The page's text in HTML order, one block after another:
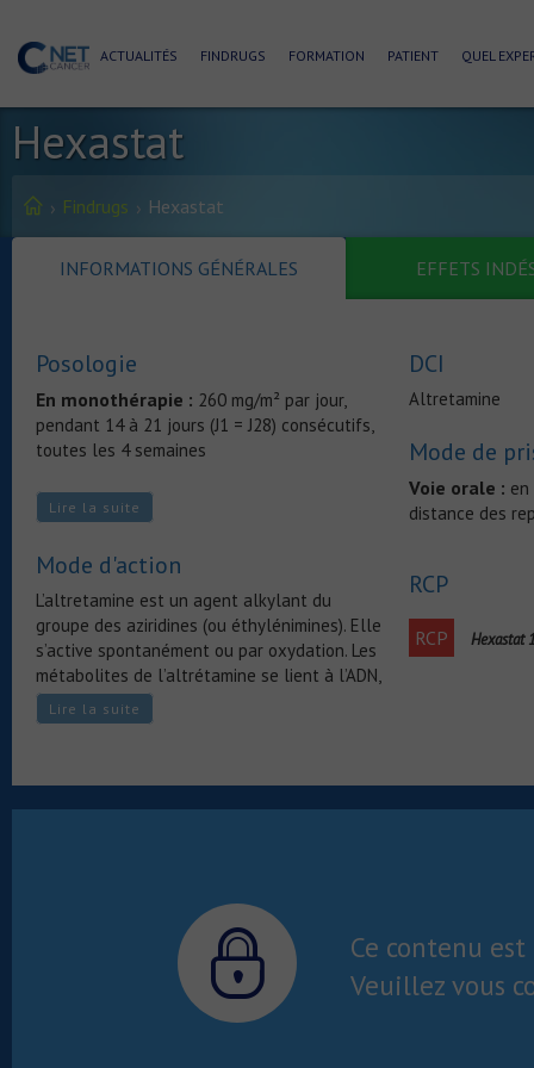
ACTUALITÉS FINDRUGS FORMATION PATIENT QUEL
Hexastat
Findrugs Hexastat
INFORMATIONS GÉNÉRALES EFFETS
Posologie
En monothérapie : 260 mg/m² par jour,
pendant 14 à 21 jours (J1 = J28) consécutifs,
toutes les 4 semaines
En association :
14 jours
Lire la suite
Mode d'action
L’altretamine est un agent alkylant du
groupe des aziridines (ou éthylénimines). Elle
s’active spontanément ou par oxydation. Les
métabolites de l’altrétamine se lient à l’ADN,
l’ARN, les protéines ou le glutathion par des
liaisons covalentes afin d’exercer son
Lire la suite
DCI
Altretamine
Mode de
Voie orale : en
distance des
RCP
RCP Hexastat
Ce contenu
Veuillez vous